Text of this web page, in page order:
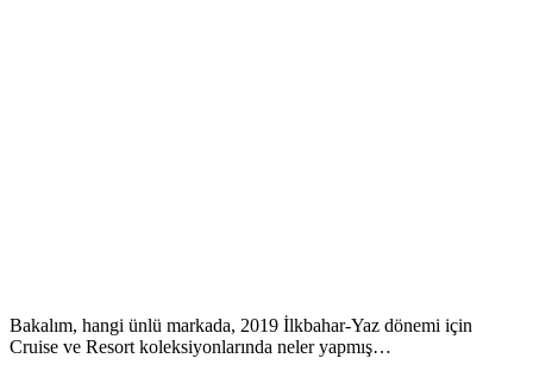
Bakalım, hangi ünlü markada, 2019 İlkbahar-Yaz dönemi için
Cruise ve Resort koleksiyonlarında neler yapmış…